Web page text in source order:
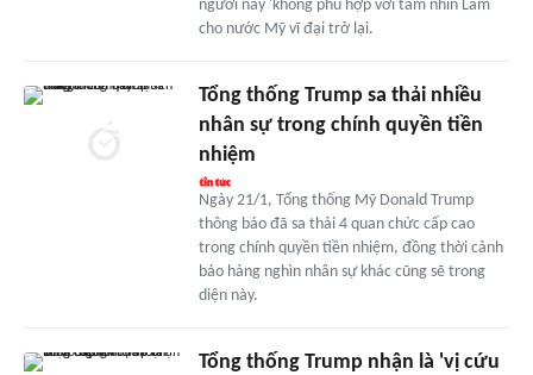
người này 'không phù hợp với tầm nhìn Làm
cho nước Mỹ vĩ đại trở lại.
Tổng thống Trump sa thải nhiều
nhân sự trong chính quyền tiền
nhiệm
Ngày 21/1, Tổng thống Mỹ Donald Trump
thông báo đã sa thải 4 quan chức cấp cao
trong chính quyền tiền nhiệm, đồng thời cảnh
báo hàng nghìn nhân sự khác cũng sẽ trong
diện này.
Tổng thống Trump nhận là 'vị cứu